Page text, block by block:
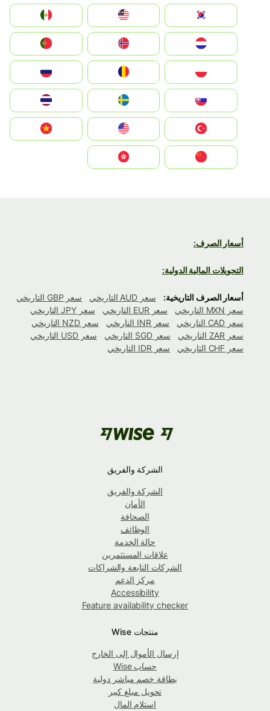
South Korea
Nederland
Portugal
România
Slovensko
United States
Vietnam
أسعار الصرف:
التحويلات المالية الدولية:
أسعار الصرف التاريخية: سعر AUD التاريخي
سعر GBP التاريخي
سعر MXN التاريخي
سعر EUR التاريخي
سعر JPY التاريخي
سعر CAD التاريخي
سعر INR التاريخي
سعر NZD التاريخي
سعر ZAR التاريخي
سعر SGD التاريخي
سعر USD التاريخي
سعر CHF التاريخي
سعر IDR التاريخي
الشركة والفريق
الشركة والفريق
الأمان
الصحافة
الوظائف
حالة الخدمة
علاقات المستثمرين
الشركات التابعة والشراكات
مركز الدعم
Accessibility
Feature availability checker
منتجات Wise
إرسال الأموال إلى الخارج
حساب Wise
بطاقة خصم مباشر دولية
تحويل مبلغ كبير
استلام المال